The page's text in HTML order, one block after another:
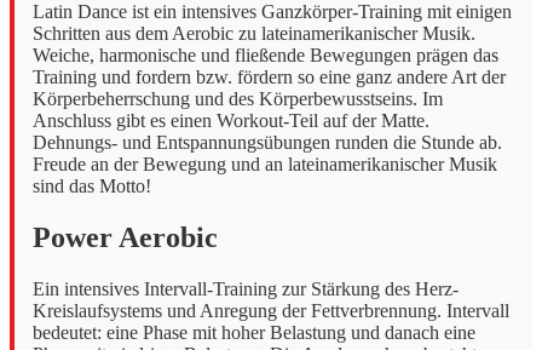
Latin Dance ist ein intensives Ganzkörper-Training mit einigen
Schritten aus dem Aerobic zu lateinamerikanischer Musik.
Weiche, harmonische und fließende Bewegungen prägen das
Training und fordern bzw. fördern so eine ganz andere Art der
Körperbeherrschung und des Körperbewusstseins. Im
Anschluss gibt es einen Workout-Teil auf der Matte.
Dehnungs- und Entspannungsübungen runden die Stunde ab.
Freude an der Bewegung und an lateinamerikanischer Musik
sind das Motto!
Power Aerobic
Ein intensives Intervall-Training zur Stärkung des Herz-
Kreislaufsystems und Anregung der Fettverbrennung. Intervall
bedeutet: eine Phase mit hoher Belastung und danach eine